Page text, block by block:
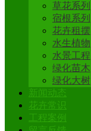
草花系列
宿根系列
花卉租摆
水生植物
水景工程
绿化苗木
绿化大树
新闻动态
花卉常识
工程案例